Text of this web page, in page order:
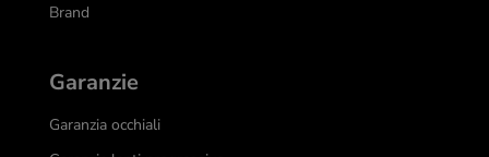
Brand
Garanzie
Garanzia occhiali